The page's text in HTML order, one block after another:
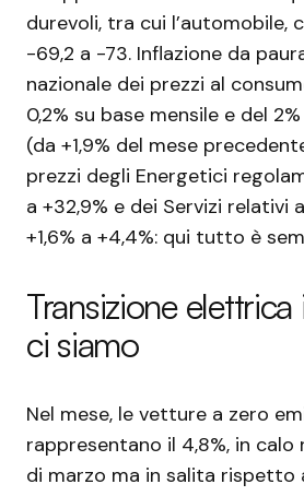
durevoli, tra cui l’automobile,
-69,2 a -73. Inflazione da
nazionale dei prezzi al
0,2% su base mensile e del
(da +1,9% del mese
prezzi degli Energetici
a +32,9% e dei Servizi relativi
+1,6% a +4,4%: qui tutto è
Transizione
ci siamo
Nel mese, le vetture a zero
rappresentano il 4,8%, in
di marzo ma in salita rispetto